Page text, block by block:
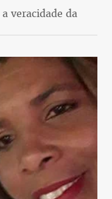
veracidade da